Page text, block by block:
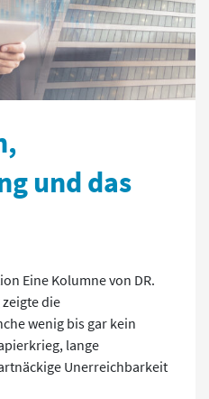
und das
Eine Kolumne von DR.
zeigte die
wenig bis gar kein
lange
Unerreichbarkeit